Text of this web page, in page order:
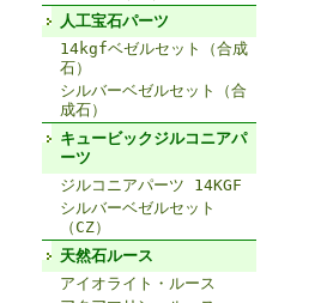
人工宝石パーツ
14kgfベゼルセット（合成
石）
シルバーベゼルセット（合
成石）
キュービックジルコニアパ
ーツ
ジルコニアパーツ 14KGF
シルバーベゼルセット
（CZ）
天然石ルース
アイオライト・ルース